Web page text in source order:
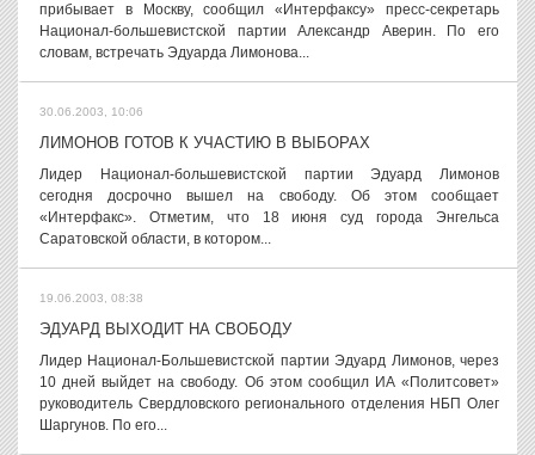
прибывает в Москву, сообщил «Интерфаксу» пресс-секретарь
Национал-большевистской партии Александр Аверин. По его
словам, встречать Эдуарда Лимонова...
30.06.2003, 10:06
ЛИМОНОВ ГОТОВ К УЧАСТИЮ В ВЫБОРАХ
Лидер Национал-большевистской партии Эдуард Лимонов
сегодня досрочно вышел на свободу. Об этом сообщает
«Интерфакс». Отметим, что 18 июня суд города Энгельса
Саратовской области, в котором...
19.06.2003, 08:38
ЭДУАРД ВЫХОДИТ НА СВОБОДУ
Лидер Национал-Большевистской партии Эдуард Лимонов, через
10 дней выйдет на свободу. Об этом сообщил ИА «Политсовет»
руководитель Свердловского регионального отделения НБП Олег
Шаргунов. По его...